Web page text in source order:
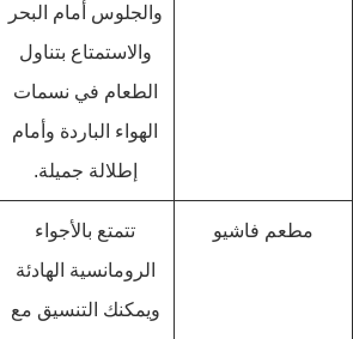
والجلوس أمام البحر
والاستمتاع بتناول
الطعام في نسمات
الهواء الباردة وأمام
إطلالة جميلة.
مطعم فاشيو
تتمتع بالأجواء
الرومانسية الهادئة
ويمكنك التنسيق مع